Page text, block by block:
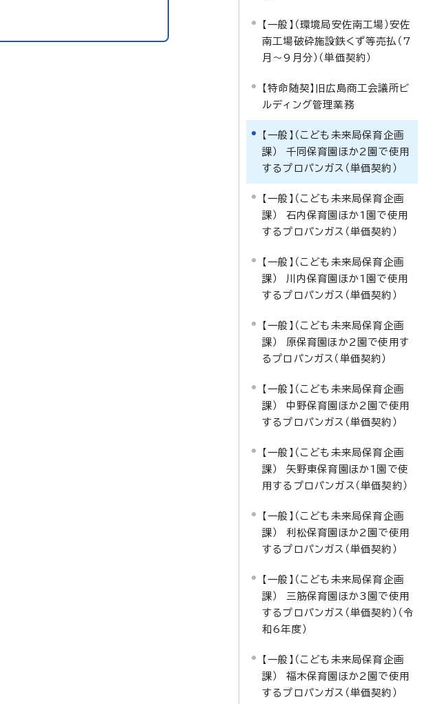
【一般】（環境局安佐南工場）安佐
南工場破砕施設鉄くず等売払（7
月～9月分）（単価契約）
【特命随契】旧広島商工会議所ビ
ルディング管理業務
【一般】（こども未来局保育企画
課） 千同保育園ほか2園で使用
するプロパンガス（単価契約）
【一般】（こども未来局保育企画
課） 石内保育園ほか1園で使用
するプロパンガス（単価契約）
【一般】（こども未来局保育企画
課） 川内保育園ほか1園で使用
するプロパンガス（単価契約）
【一般】（こども未来局保育企画
課） 原保育園ほか2園で使用す
るプロパンガス（単価契約）
【一般】（こども未来局保育企画
課） 中野保育園ほか2園で使用
するプロパンガス（単価契約）
【一般】（こども未来局保育企画
課） 矢野東保育園ほか1園で使
用するプロパンガス（単価契約）
【一般】（こども未来局保育企画
課） 利松保育園ほか2園で使用
するプロパンガス（単価契約）
【一般】（こども未来局保育企画
課） 三筋保育園ほか3園で使用
するプロパンガス（単価契約）（令
和6年度）
【一般】（こども未来局保育企画
課） 福木保育園ほか2園で使用
するプロパンガス（単価契約）